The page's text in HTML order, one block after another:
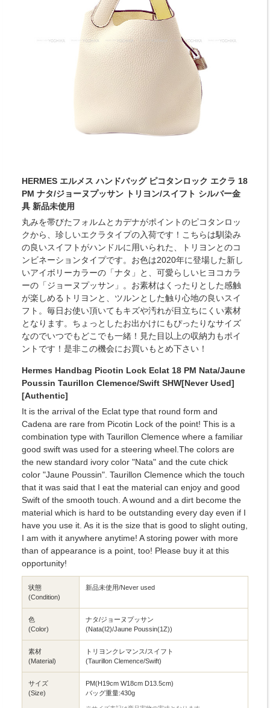
HERMES エルメス ハンドバッグ ピコタンロック エクラ 18
PM ナタ/ジョーヌプッサン トリヨン/スイフト シルバー金
具 新品未使用
丸みを帯びたフォルムとカデナがポイントのピコタンロッ
クから、珍しいエクラタイプの入荷です！こちらは馴染み
の良いスイフトがハンドルに用いられた、トリヨンとのコ
ンビネーションタイプです。お色は2020年に登場した新し
いアイボリーカラーの「ナタ」と、可愛らしいヒヨコカラ
ーの「ジョーヌプッサン」。お素材はくったりとした感触
が楽しめるトリヨンと、ツルンとした触り心地の良いスイ
フト。毎日お使い頂いてもキズや汚れが目立ちにくい素材
となります。ちょっとしたお出かけにもぴったりなサイズ
なのでいつでもどこでも一緒！見た目以上の収納力もポイ
ントです！是非この機会にお買いもとめ下さい！
Hermes Handbag Picotin Lock Eclat 18 PM Nata/Jaune
Poussin Taurillon Clemence/Swift SHW[Never Used]
[Authentic]
It is the arrival of the Eclat type that round form and
Cadena are rare from Picotin Lock of the point! This is a
combination type with Taurillon Clemence where a familiar
good swift was used for a steering wheel.The colors are
the new standard ivory color "Nata" and the cute chick
color "Jaune Poussin". Taurillon Clemence which the touch
that it was said that I eat the material can enjoy and good
Swift of the smooth touch. A wound and a dirt become the
material which is hard to be outstanding every day even if I
have you use it. As it is the size that is good to slight outing,
I am with it anywhere anytime! A storing power with more
than of appearance is a point, too! Please buy it at this
opportunity!
状態
(Condition)
新品未使用/Never used
色
(Color)
ナタ/ジョーヌプッサン
(Nata(I2)/Jaune Poussin(1Z))
素材
(Material)
トリヨンクレマンス/スイフト
(Taurillon Clemence/Swift)
サイズ
(Size)
PM(H19cm W18cm D13.5cm)
バッグ重量:430g